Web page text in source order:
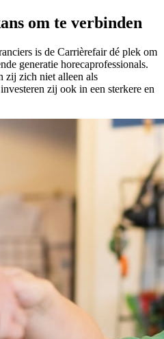
om te verbinden
is de Carrièrefair dé plek om
generatie horecaprofessionals.
zij zich niet alleen als
zij ook in een sterkere en